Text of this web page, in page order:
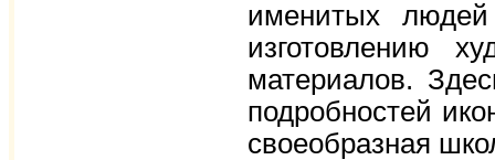
именитых
изготовлению
материалов.
подробностей
своеобразная